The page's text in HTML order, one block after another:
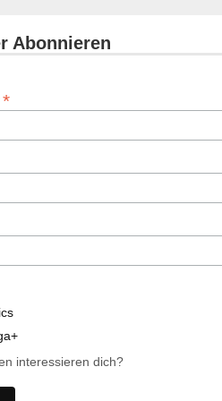
Abonnieren
*
interessieren dich?